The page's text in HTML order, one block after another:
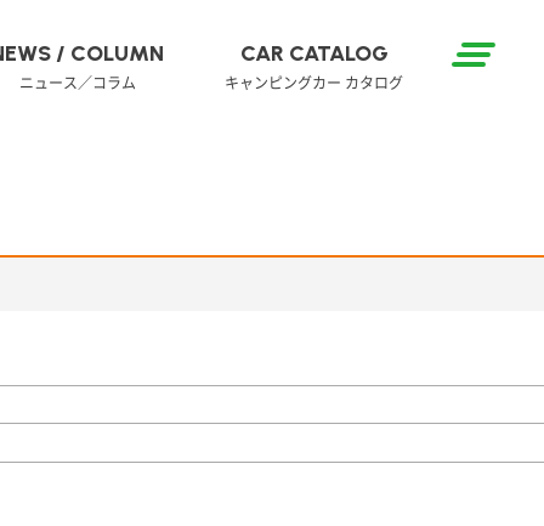
/ COLUMN
ニュース／コラム
CAR CATALOG
キャンピングカー カタログ